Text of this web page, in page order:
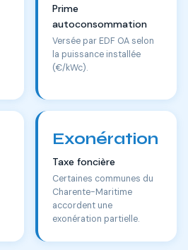
Prime
autoconsommation
Versée par EDF OA selon
la puissance installée
(€/kWc).
Exonération
Taxe foncière
Certaines communes du
Charente-Maritime
accordent une
exonération partielle.